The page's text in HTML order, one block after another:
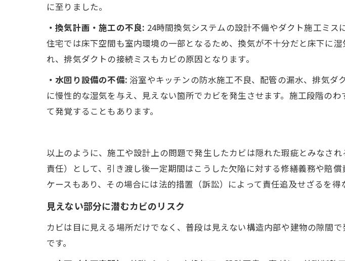
に至りました​。
・換気計画・施工の不良: 24時間換気システムの設計不備やダクト施工ミ
住宅では床下空間も室内環境の一部となるため、換気が不十分だと床下に
れ、排気ダクトの接続ミスもカビの原因となります。
・水回り設備の不備:浴室やキッチンの防水施工不良、配管の漏水、排気ダ
に慢性的な湿気を与え、見えない箇所でカビを発生させます。施工段階の
て発覚することもあります。
以上のように、施工や設計上の問題で発生したカビは隠れた瑕疵とみなさ
責任）として、引き渡し後一定期間はこうした欠陥に対する修繕義務や賠
ケースもあり、その場合には法的措置（訴訟）によって責任追及せざるを得
見えない部分に潜むカビのリスク
カビは目に見える場所だけでなく、普段は見えない構造内部や建物の隙間
です。